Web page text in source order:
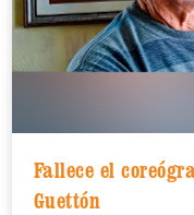
Fallece el
Guettón